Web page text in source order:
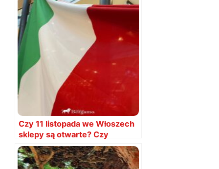
Czy 11 listopada we Włoszech
sklepy są otwarte? Czy
restauracje?